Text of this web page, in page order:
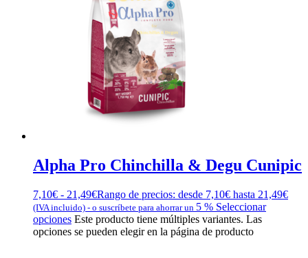
Alpha Pro Chinchilla & Degu Cunipic
7,10€ - 21,49€Rango de precios: desde 7,10€ hasta 21,49€
(IVA incluido) - o suscríbete para ahorrar un 5 % Seleccionar
opciones Este producto tiene múltiples variantes. Las
opciones se pueden elegir en la página de producto